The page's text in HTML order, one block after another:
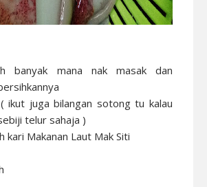
banyak mana nak masak dan
ikut juga bilangan sotong tu kalau
telur sahaja )
kari Makanan Laut Mak Siti